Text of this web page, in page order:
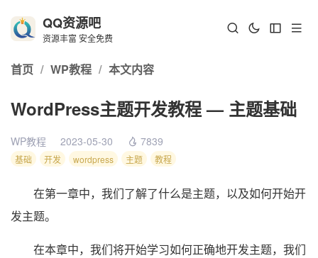
QQ资源吧
资源丰富 安全免费
首页 / WP教程 / 本文内容
WordPress主题开发教程 — 主题基础
WP教程 2023-05-30 7839
基础 开发 wordpress 主题 教程
在第一章中，我们了解了什么是主题，以及如何开始开
发主题。
在本章中，我们将开始学习如何正确地开发主题，我们